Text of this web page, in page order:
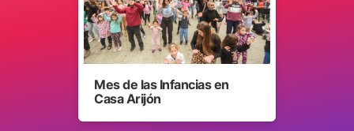
Mes de las Infancias en
Casa Arijón